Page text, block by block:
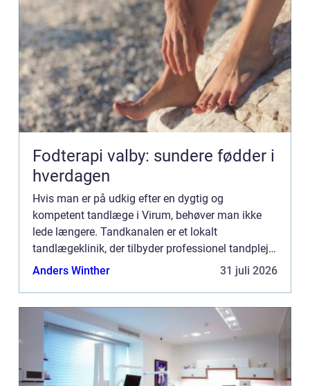
Fodterapi valby: sundere fødder i
hverdagen
Hvis man er på udkig efter en dygtig og
kompetent tandlæge i Virum, behøver man ikke
lede længere. Tandkanalen er et lokalt
tandlægeklinik, der tilbyder professionel tandpleje
og omsorg til alle i Virum og omegn. Kvalif...
Anders Winther 31 juli 2026